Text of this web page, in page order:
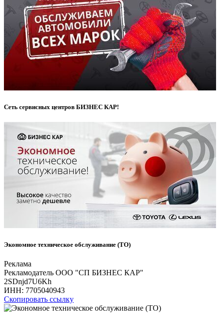
Сеть сервисных центров БИЗНЕС КАР!
Экономное техническое обслуживание (ТО)
Реклама
Рекламодатель ООО "СП БИЗНЕС КАР"
2SDnjd7U6Kh
ИНН: 7705040943
Скопировать ссылку